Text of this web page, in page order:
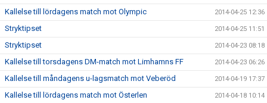
Kallelse till lördagens match mot Olympic 2014-04-25 12:36
Stryktipset 2014-04-25 11:51
Stryktipset 2014-04-23 08:18
Kallelse till torsdagens DM-match mot Limhamns FF 2014-04-23 06:26
Kallelse till måndagens u-lagsmatch mot Veberöd 2014-04-19 17:37
Kallelse till lördagens match mot Österlen 2014-04-18 10:14